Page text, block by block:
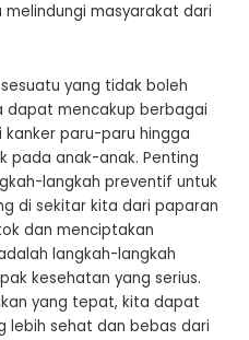
masyarakat dari
yang tidak boleh
dapat mencakup berbagai
paru-paru hingga
pada anak-anak. Penting
langkah preventif untuk
di sekitar kita dari paparan
dan menciptakan
langkah-langkah
kesehatan yang serius.
yang tepat, kita dapat
lebih sehat dan bebas dari